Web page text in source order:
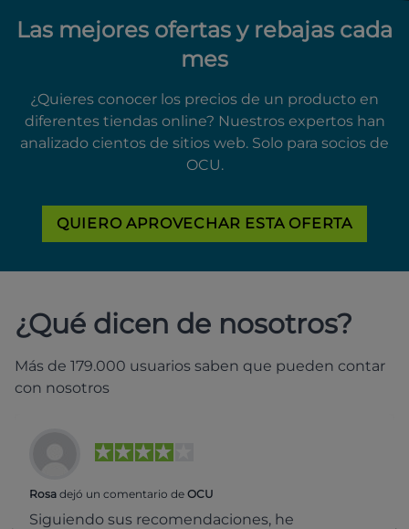
Las mejores ofertas y rebajas cada
mes
¿Quieres conocer los precios de un producto en
diferentes tiendas online? Nuestros expertos han
analizado cientos de sitios web. Solo para socios de
OCU.
QUIERO APROVECHAR ESTA OFERTA
¿Qué dicen de nosotros?
Más de 179.000 usuarios saben que pueden contar
con nosotros
Rosa dejó un comentario de OCU
Siguiendo sus recomendaciones, he